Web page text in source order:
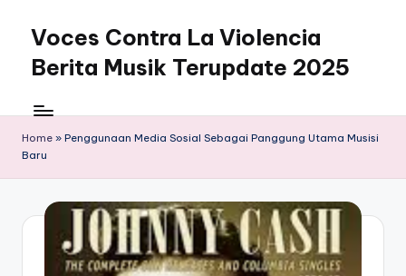
content
Voces Contra La Violencia
Berita Musik Terupdate 2025
Home » Penggunaan Media Sosial Sebagai Panggung Utama Musisi
Baru